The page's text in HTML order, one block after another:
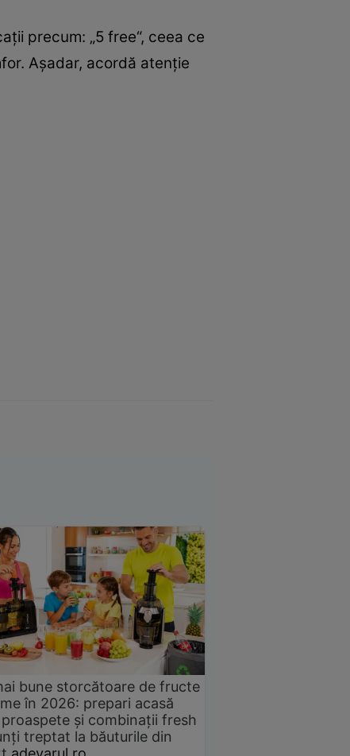
precum: „5 free“, ceea ce
Aşadar, acordă atenţie
bune storcătoare de fructe
în 2026: prepari acasă
și combinații fresh
treptat la băuturile din